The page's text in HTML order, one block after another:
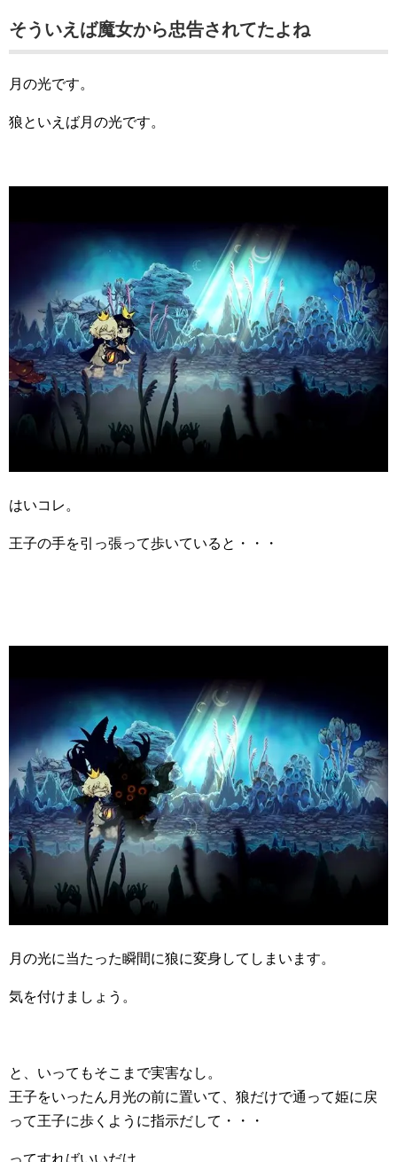
そういえば魔女から忠告されてたよね
月の光です。
狼といえば月の光です。
はいコレ。
王子の手を引っ張って歩いていると・・・
月の光に当たった瞬間に狼に変身してしまいます。
気を付けましょう。
と、いってもそこまで実害なし。
王子をいったん月光の前に置いて、狼だけで通って姫に戻
って王子に歩くように指示だして・・・
ってすればいいだけ。